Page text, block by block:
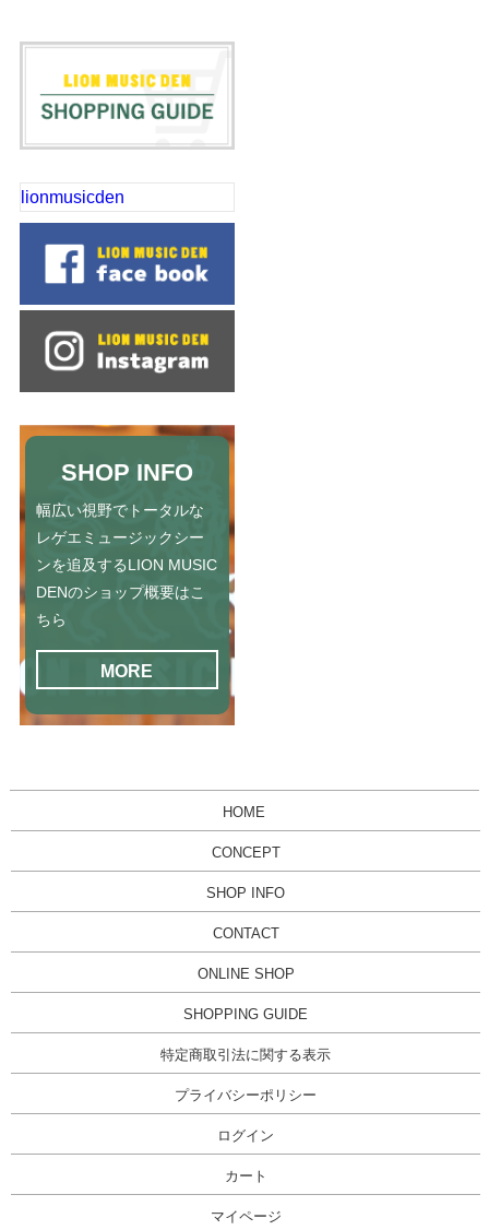
lionmusicden
SHOP INFO
幅広い視野でトータルな
レゲエミュージックシー
ンを追及するLION MUSIC
DENのショップ概要はこ
ちら
MORE
HOME
CONCEPT
SHOP INFO
CONTACT
ONLINE SHOP
SHOPPING GUIDE
特定商取引法に関する表示
プライバシーポリシー
ログイン
カート
マイページ